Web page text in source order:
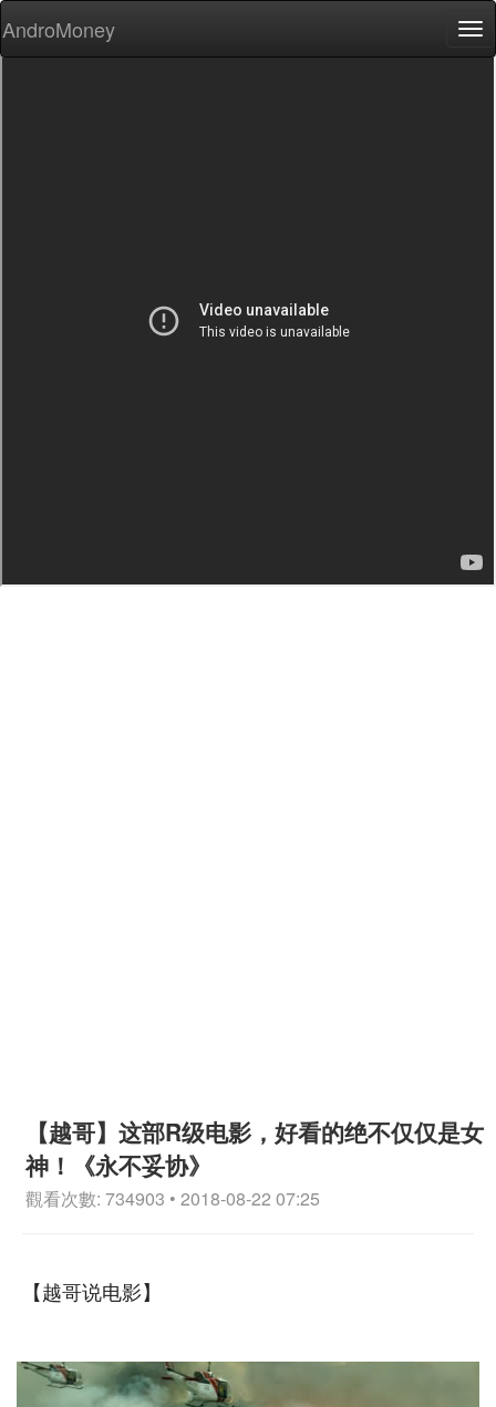
AndroMoney
【越哥】这部R级电影，好看的绝不仅仅是女
神！《永不妥协》
觀看次數: 734903 • 2018-08-22 07:25
【越哥说电影】